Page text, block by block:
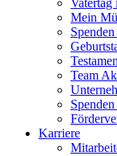
Vatertag
Mein
Team
Karriere